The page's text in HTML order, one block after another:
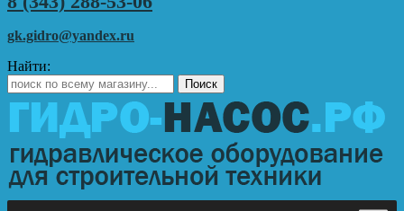
gk.gidro@yandex.ru
Найти: